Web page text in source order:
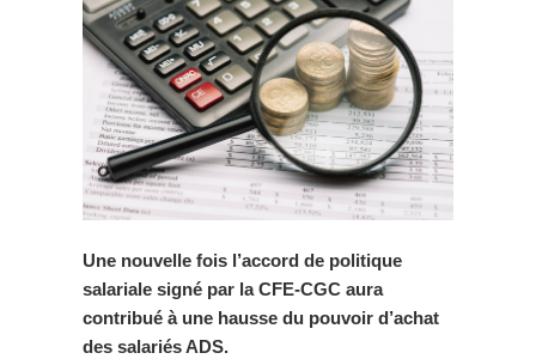
Une nouvelle fois l’accord de politique
salariale signé par la CFE-CGC aura
contribué à une hausse du pouvoir d’achat
des salariés ADS.